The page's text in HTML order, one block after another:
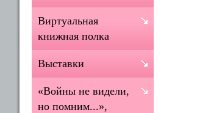
Виртуальная
книжная полка
Выставки
«Войны не видели,
но помним...»,